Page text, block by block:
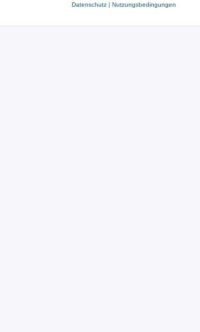
Datenschutz| Nutzungsbedingungen